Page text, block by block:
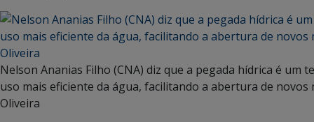
Nelson Ananias Filho (CNA) diz que a pegada hídrica é um
uso mais eficiente da água, facilitando a abertura de novos
Oliveira